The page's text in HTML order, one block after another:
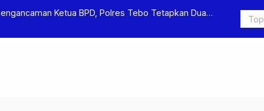
Pengeroyokan dan Penganiayaan, Dua Pelaku
Terkait
Ditjen